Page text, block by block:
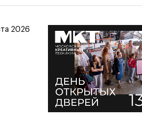
2026